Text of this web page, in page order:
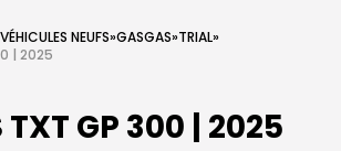
VÉHICULES NEUFS»GASGAS»TRIAL»
| 2025
TXT GP 300 | 2025